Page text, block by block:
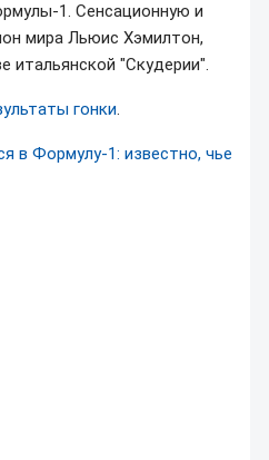
1. Сенсационную и
мира Льюис Хэмилтон,
итальянской "Скудерии".
гонки.
в Формулу-1: известно, чье